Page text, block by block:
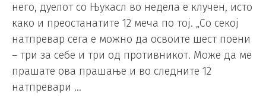
него, дуелот со Њукасл во недела е клучен, исто
како и преостанатите 12 меча по тој. „Со секој
натпревар сега е можно да освоите шест поени
– три за себе и три од противникот. Може да ме
прашате ова прашање и во следните 12
натпревари …